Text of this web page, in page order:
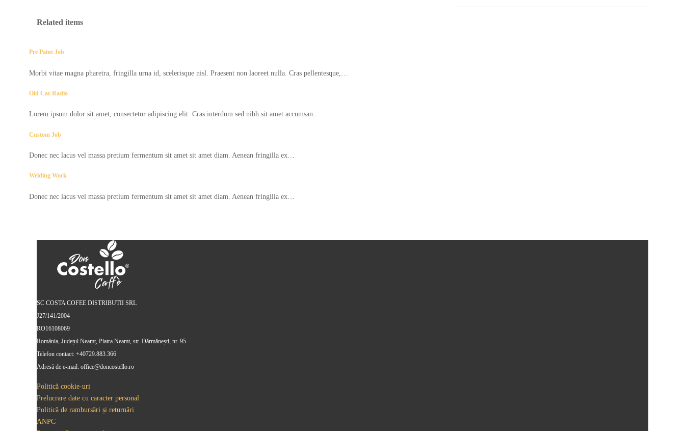
Related items
Pre Paint Job
Morbi vitae magna pharetra, fringilla urna id, scelerisque nisl. Praesent non laoreet nulla. Cras pellentesque,…
Old Car Radio
Lorem ipsum dolor sit amet, consectetur adipiscing elit. Cras interdum sed nibh sit amet accumsan.…
Custom Job
Donec nec lacus vel massa pretium fermentum sit amet sit amet diam. Aenean fringilla ex…
Welding Work
Donec nec lacus vel massa pretium fermentum sit amet sit amet diam. Aenean fringilla ex…
SC COSTA COFEE DISTRIBUTII SRL
J27/141/2004
RO16108069
România, Județul Neamț, Piatra Neamt, str. Dărmănești, nr. 95
Telefon contact: +40729.883.366
Adresă de e-mail: office@doncostello.ro
Politică cookie-uri
Prelucrare date cu caracter personal
Politică de rambursări și returnări
ANPC